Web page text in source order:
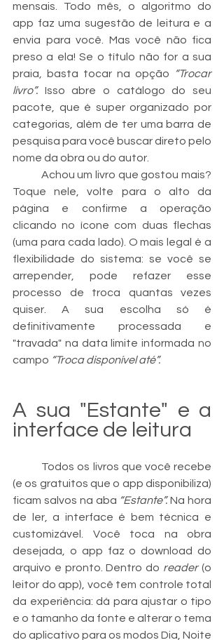
mensais. Todo mês, o algoritmo do
app faz uma sugestão de leitura e a
envia para você. Mas você não fica
preso a ela! Se o título não for a sua
praia, basta tocar na opção
“Trocar
livro”. Isso abre o catálogo do seu
pacote, que é super organizado por
categorias, além de ter uma barra de
pesquisa para você buscar direto pelo
nome da obra ou do autor.
Toque nele, volte para o alto da
página e confirme a operação
clicando no ícone com duas flechas
(uma para cada lado). O mais legal é a
flexibilidade do sistema: se você se
arrepender, pode refazer esse
processo de troca quantas vezes
quiser. A sua escolha só é
definitivamente processada e
"travada" na data limite informada no
campo “Troca disponível até”.
A sua "Estante" e a
interface de leitura
(e os gratuitos que o app disponibiliza)
ficam salvos na aba “Estante”. Na hora
de ler, a interface é bem técnica e
customizável. Você toca na obra
desejada, o app faz o download do
arquivo e pronto. Dentro do reader (o
leitor do app), você tem controle total
da experiência: dá para ajustar o tipo
e o tamanho da fonte e alterar o tema
do aplicativo para os modos Dia, Noite